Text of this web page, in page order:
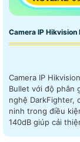
Camera IP
Camera IP
Bullet với độ phân giải
nghệ DarkFighter,
ninh trong điều
140dB giúp cải